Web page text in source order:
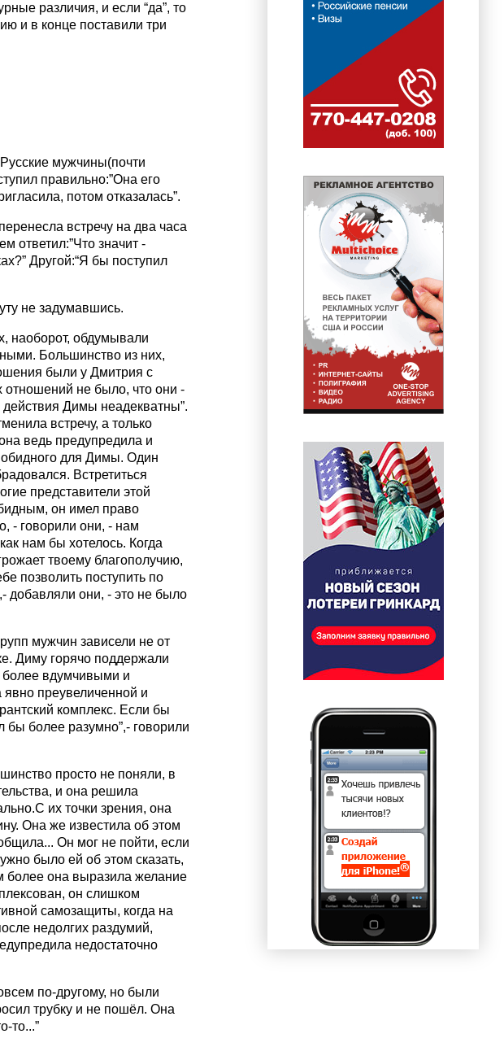
различия, и если “да”, то
и в конце поставили три
мужчины(почти
правильно:”Она его
потом отказалась”.
встречу на два часа
ответил:”Что значит -
Другой:“Я бы поступил
не задумавшись.
наоборот, обдумывали
Большинство из них,
были у Дмитрия с
отношений не было, что они -
действия Димы неадекватны”.
встречу, а только
ведь предупредила и
обидного для Димы. Один
Встретиться
представители этой
он имел право
- говорили они, - нам
нам бы хотелось. Когда
твоему благополучию,
позволить поступить по
добавляли они, - это не было
мужчин зависели не от
Диму горячо поддержали
вдумчивыми и
преувеличенной и
комплекс. Если бы
более разумно”,- говорили
просто не поняли, в
и она решила
их точки зрения, она
Она же известила об этом
Он мог не пойти, если
было ей об этом сказать,
более она выразила желание
он слишком
самозащиты, когда на
недолгих раздумий,
недостаточно
по-другому, но были
трубку и не пошёл. Она
то...”